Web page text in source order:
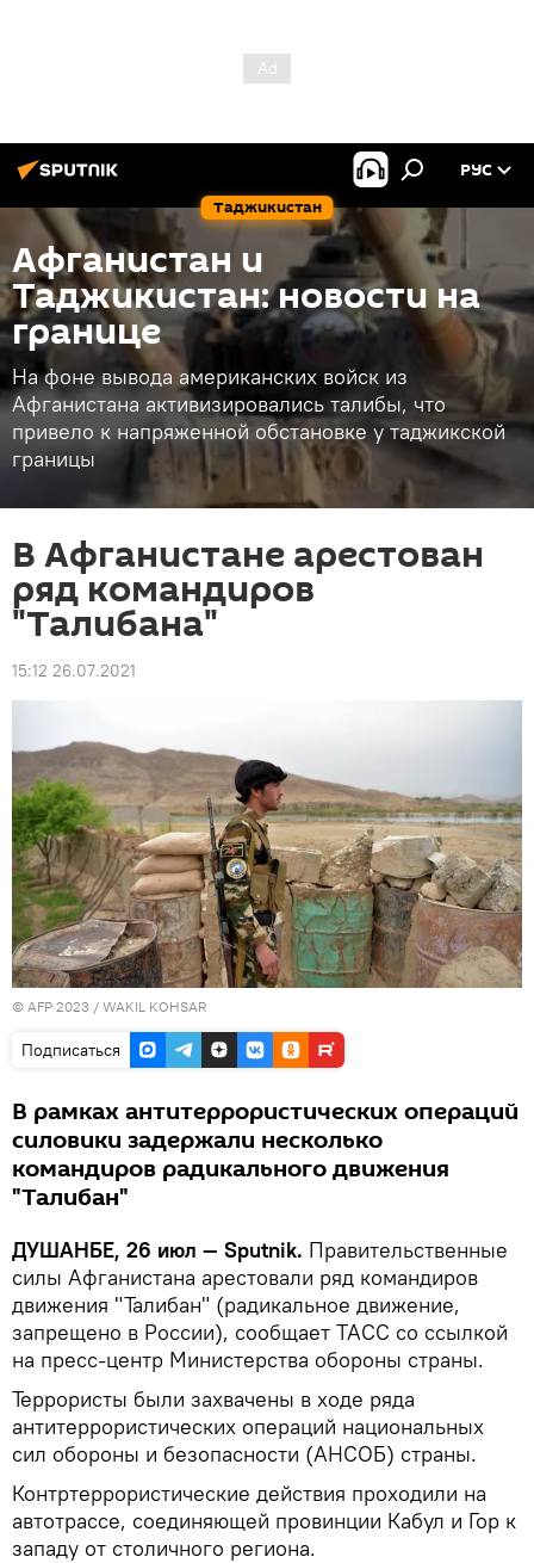
Таджикистан
РУС
Афганистан и
Таджикистан: новости на
границе
На фоне вывода американских войск из
Афганистана активизировались талибы, что
привело к напряженной обстановке у таджикской
границы
В Афганистане арестован
ряд командиров
"Талибана"
15:12 26.07.2021
© AFP 2023 / WAKIL KOHSAR
Подписаться
В рамках антитеррористических операций
силовики задержали несколько
командиров радикального движения
"Талибан"
ДУШАНБЕ, 26 июл — Sputnik. Правительственные
силы Афганистана арестовали ряд командиров
движения "Талибан" (радикальное движение,
запрещено в России), сообщает ТАСС со ссылкой
на пресс-центр Министерства обороны страны.
Террористы были захвачены в ходе ряда
антитеррористических операций национальных
сил обороны и безопасности (АНСОБ) страны.
Контртеррористические действия проходили на
автотрассе, соединяющей провинции Кабул и Гор к
западу от столичного региона.